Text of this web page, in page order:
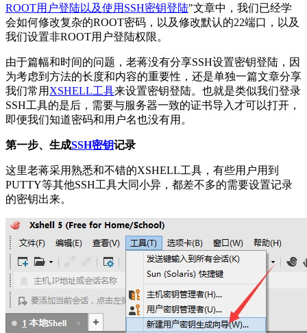
ROOT用户登陆以及使用SSH密钥登陆"文章中，我们已经学
会如何修改复杂的ROOT密码，以及修改默认的22端口，以及
我们设置非ROOT用户登陆权限。
由于篇幅和时间的问题，老蒋没有分享SSH设置密钥登陆，因
为考虑到方法的长度和内容的重要性，还是单独一篇文章分享
我们常用 XSHELL工具来设置密钥登陆。也就是类似我们登录
SSH工具的是后，需要与服务器一致的证书导入才可以打开，
即便我们知道密码和用户名也没有用。
第一步、生成SSH密钥记录
这里老蒋采用熟悉和不错的XSHELL工具，有些用户用到
PUTTY等其他SSH工具大同小异，都差不多的需要设置记录
的密钥出来。